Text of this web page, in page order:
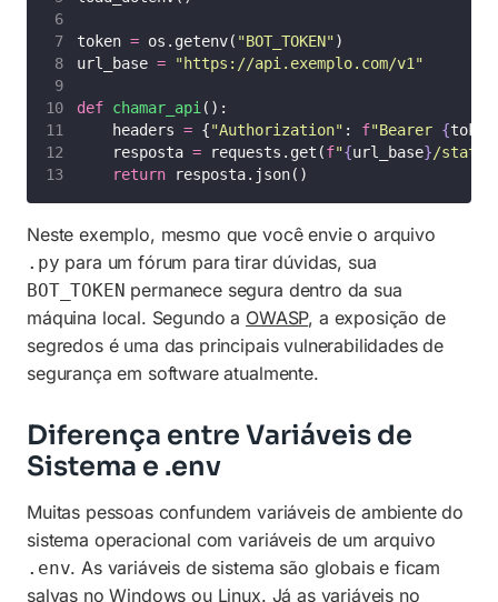
token = os.getenv( "BOT_TOKEN" )
url_base = " https://api.exemplo.com/v1"
def chamar_api():
    headers
= {"Authorization" : f"Bearer {token
    resposta
= requests.get(f"{url_base}/
return resposta.json()
Neste exemplo, mesmo que você envie o arquivo
.py para um fórum para tirar dúvidas, sua
BOT_TOKEN permanece segura dentro da sua
máquina local. Segundo a OWASP, a exposição de
segredos é uma das principais vulnerabilidades de
segurança em software atualmente.
Diferença entre Variáveis de
Sistema e .env
Muitas pessoas confundem variáveis de ambiente do
sistema operacional com variáveis de um arquivo
.env. As variáveis de sistema são globais e ficam
salvas no Windows ou Linux. Já as variáveis no